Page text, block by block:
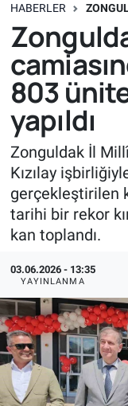
HABERLER
803
yapıldı
Zonguldak İl
Kızılay
gerçekleştirilen
tarihi bir rekor
kan toplandı.
03.06.2026 - 13:35
YAYINLANMA
Süper Lig
Tüm
Son Dakika
Haber Arşivi